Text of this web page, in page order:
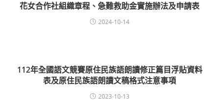
花女合作社組織章程、急難救助金實施辦法及申請表
2024-10-14
112年全國語文競賽原住民族語朗讀修正篇目浮貼資料
表及原住民族語朗讀文稿格式注意事項
2023-10-13